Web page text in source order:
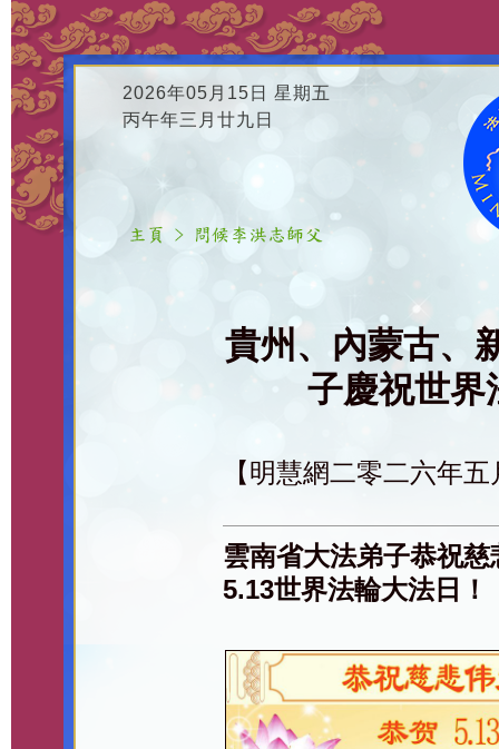
2026年05月15日 星期五
丙午年三月廿九日
貴州、內蒙古、
子慶祝世界
【明慧網二零二六年
雲南省大法弟子恭祝
5.13世界法輪大法日！